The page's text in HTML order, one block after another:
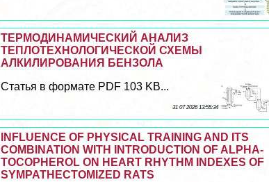
ТЕРМОДИНАМИЧЕСКИЙ АНАЛИЗ
ТЕПЛОТЕХНОЛОГИЧЕСКОЙ СХЕМЫ
АЛКИЛИРОВАНИЯ БЕНЗОЛА
Статья в формате PDF 103 KB...
31 07 2026 13:55:34
INFLUENCE OF PHYSICAL TRAINING AND ITS
COMBINATION WITH INTRODUCTION OF ALPHA-
TOCOPHEROL ON HEART RHYTHM INDEXES OF
SYMPATHECTOMIZED RATS